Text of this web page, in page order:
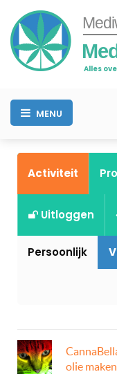
Alles
MENU
Activiteit
Uitloggen
Persoonlijk
olie